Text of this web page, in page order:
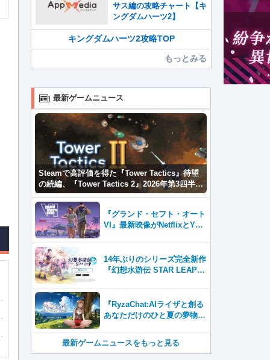
サス編の攻略チャート【キ
ングダムハーツ2】
キングダムハーツ2攻略TOP
もっとみる
最新ゲームニュース
Steamで高評価を得た『Tower Tactics』待望
の続編、『Tower Tactics 2』2026年第3四半期
に早期アクセス開始
『グランド・セフト・オート
VI』最新映像がNetflixとYou
14年ぶりのシリーズ完全新作
『幻想水滸伝 STAR LEAP』
『RyzaChat:AIライザと創る
あなただけのひと夏の夢物
自由な冒険を進めていくシス
テムはこれまでにない新鮮な
最新ゲームニュースをもっと見る